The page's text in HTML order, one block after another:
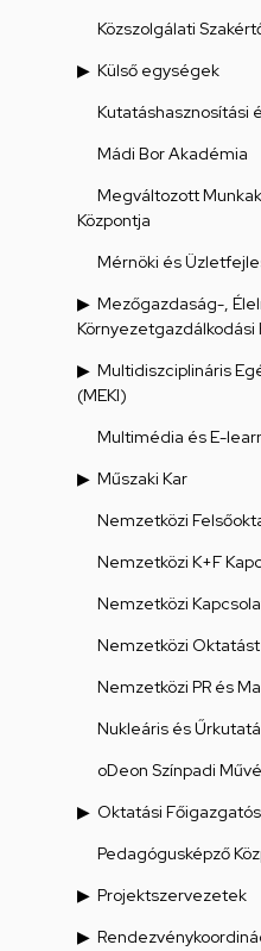
Közszolgálati
Külső egységek
Kutatáshasznosítási
Mádi Bor Akadémia
Megváltozott
Központja
Mérnöki és
Mezőgazdaság-,
Környezetgazdálkodási
Multidiszciplináris
(MEKI)
Multimédia és E-
Műszaki Kar
Nemzetközi
Nemzetközi K+F
Nemzetközi
Nemzetközi Oktatást
Nemzetközi PR és
Nukleáris és
oDeon Színpadi
Oktatási
Pedagógusképző
Projektszervezetek